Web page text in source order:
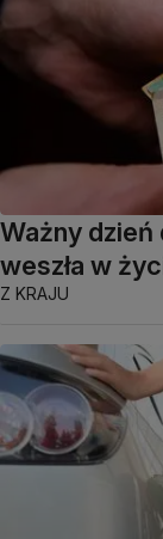
Ważny
weszła w
Z KRAJU